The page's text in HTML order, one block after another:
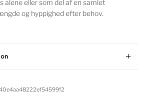
alene eller som del af en samlet
og hyppighed efter behov.